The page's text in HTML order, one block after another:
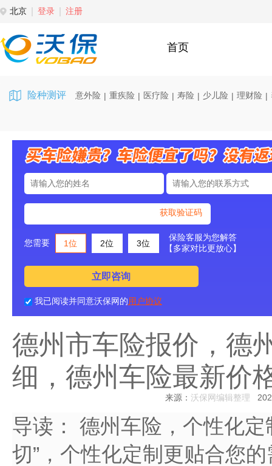
北京 登录 注册
首页
险种测评 意外险 | 重疾险 | 医疗险 | 寿险 | 少儿险 | 理财险 |
获取验证码
您需要 1位 2位 3位
保险客服为您解答
【多家对比更放心】
立即咨询
我已阅读并同意沃保网的用户协议
德州市车险报价，德
细，德州车险最新价
来源： 沃保网编辑整理
导读：
德州车险，个性化定
切”，个性化定制更贴合您